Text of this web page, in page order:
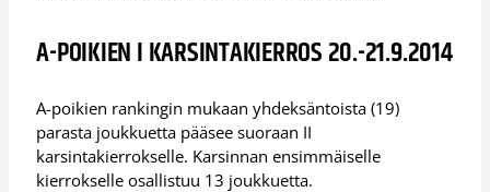
A-POIKIEN I KARSINTAKIERROS 20.-21.9.2014
A-poikien rankingin mukaan yhdeksäntoista (19)
parasta joukkuetta pääsee suoraan II
karsintakierrokselle. Karsinnan ensimmäiselle
kierrokselle osallistuu 13 joukkuetta.